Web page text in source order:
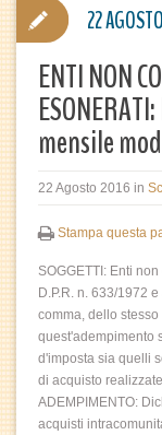
ENTI NON
mensile
22 Agosto 2016 in
Stampa questa
SOGGETTI: Enti
D.P.R. n. 633/1972
comma, dello stesso
quest'adempimento
d'imposta sia quelli
di acquisto
ADEMPIMENTO:
acquisti
22